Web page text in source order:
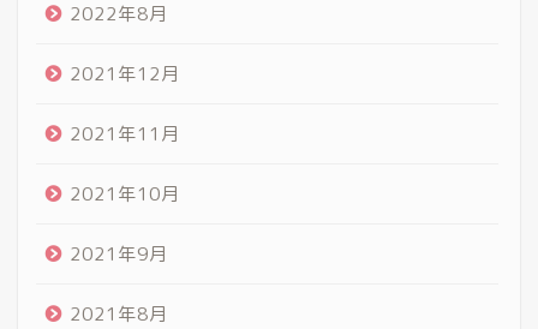
2022年8月
2021年12月
2021年11月
2021年10月
2021年9月
2021年8月